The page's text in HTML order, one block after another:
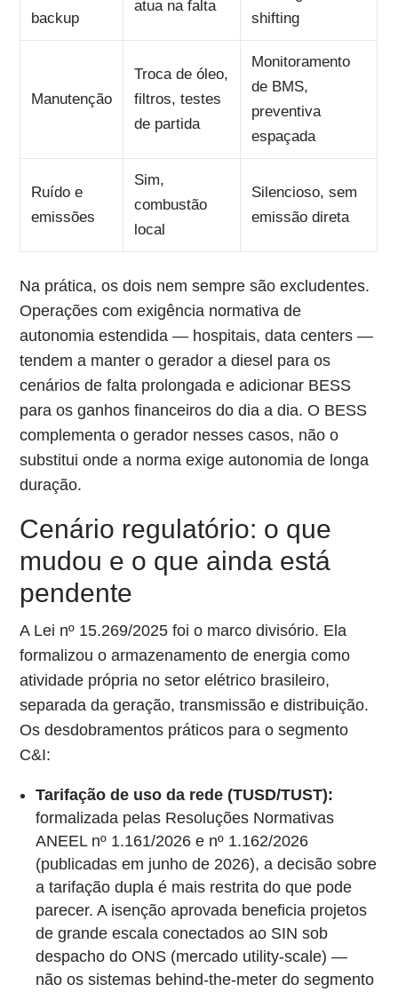
backup
atua na falta
shifting
Manutenção
Troca de óleo,
filtros, testes
de partida
Monitoramento
de BMS,
preventiva
espaçada
Ruído e
emissões
Sim,
combustão
local
Silencioso, sem
emissão direta
Na prática, os dois nem sempre são excludentes.
Operações com exigência normativa de
autonomia estendida — hospitais, data centers —
tendem a manter o gerador a diesel para os
cenários de falta prolongada e adicionar BESS
para os ganhos financeiros do dia a dia. O BESS
complementa o gerador nesses casos, não o
substitui onde a norma exige autonomia de longa
duração.
Cenário regulatório: o que
mudou e o que ainda está
pendente
A Lei nº 15.269/2025 foi o marco divisório. Ela
formalizou o armazenamento de energia como
atividade própria no setor elétrico brasileiro,
separada da geração, transmissão e distribuição.
Os desdobramentos práticos para o segmento
C&I:
Tarifação de uso da rede (TUSD/TUST):
formalizada pelas Resoluções Normativas
ANEEL nº 1.161/2026 e nº 1.162/2026
(publicadas em junho de 2026), a decisão sobre
a tarifação dupla é mais restrita do que pode
parecer. A isenção aprovada beneficia projetos
de grande escala conectados ao SIN sob
despacho do ONS (mercado utility-scale) —
não os sistemas behind-the-meter do segmento